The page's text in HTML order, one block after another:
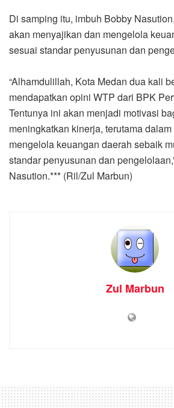
Di samping itu, imbuh Bobby
akan menyajikan dan mengelola
sesuai standar penyusunan dan
“Alhamdulillah, Kota Medan dua kali
mendapatkan opini WTP dari BPK
Tentunya ini akan menjadi motivasi
meningkatkan kinerja, terutama
mengelola keuangan daerah sebaik
standar penyusunan dan
Nasution.*** (Ril/Zul Marbun)
Zul Marbun